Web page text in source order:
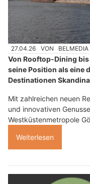
27.04.26 VON
Von Rooftop-Dining
seine Position als eine
Destinationen
Mit zahlreichen neuen
und innovativen
Westküstenmetropole
Weiterlesen